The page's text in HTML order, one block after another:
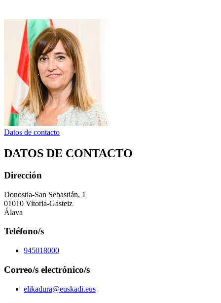
Datos de contacto
DATOS DE CONTACTO
Dirección
Donostia-San Sebastián, 1
01010 Vitoria-Gasteiz
Álava
Teléfono/s
945018000
Correo/s electrónico/s
elikadura@euskadi.eus